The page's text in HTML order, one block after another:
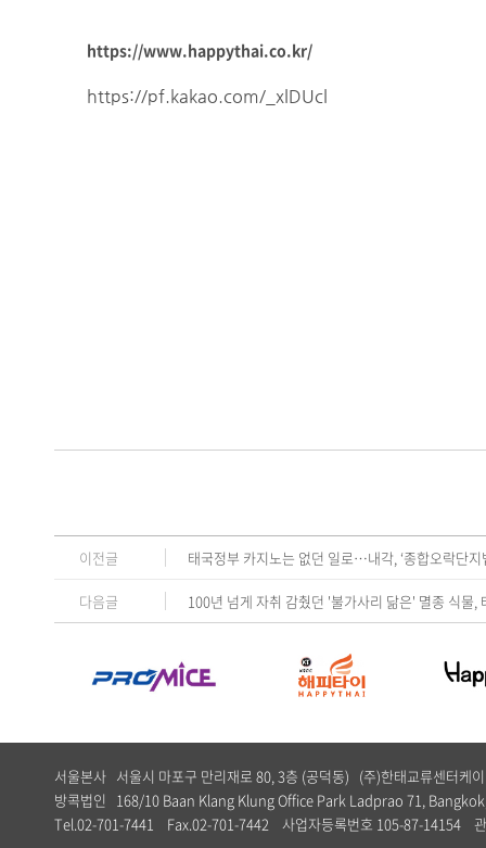
https://www.happythai.co.kr/
https://pf.kakao.com/_xlDUcl
이전글 태국정부 카지노는 없던 일로…내각, ‘종합오락단지
다음글 100년 넘게 자취 감췄던 '불가사리 닮은' 멸종 식물,
서울본사 서울시 마포구 만리재로 80, 3층 (공덕동) (주)한태교류센터케
방콕법인 168/10 Baan Klang Klung Office Park Ladprao 71,
Tel.02-701-7441 Fax.02-701-7442 사업자등록번호 105-87-14154